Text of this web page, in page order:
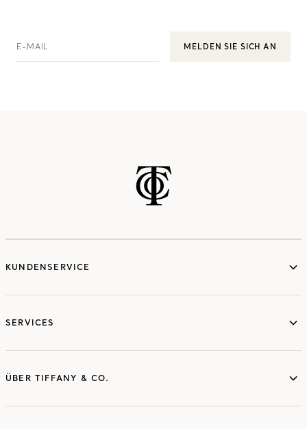
E-MAIL MELDEN SIE SICH AN
KUNDENSERVICE
SERVICES
ÜBER TIFFANY & CO.